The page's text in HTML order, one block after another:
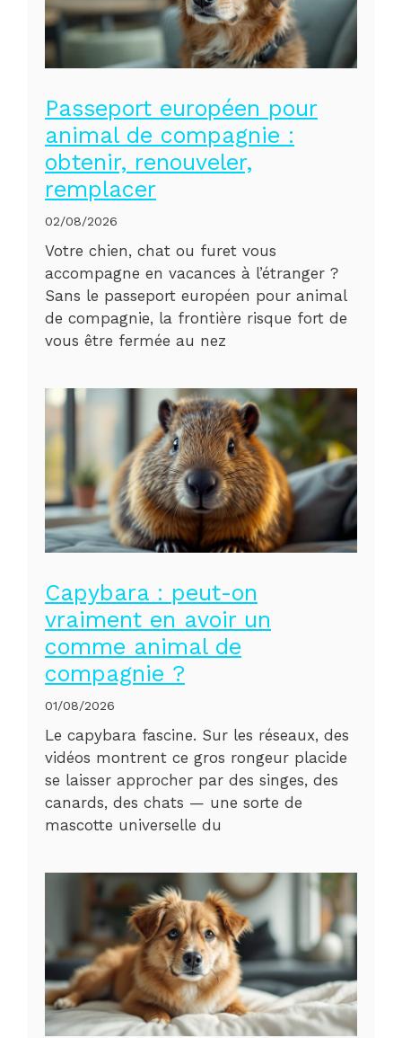
Passeport européen pour
animal de compagnie :
obtenir, renouveler,
remplacer
02/08/2026
Votre chien, chat ou furet vous
accompagne en vacances à l’étranger ?
Sans le passeport européen pour animal
de compagnie, la frontière risque fort de
vous être fermée au nez
Capybara : peut-on
vraiment en avoir un
comme animal de
compagnie ?
01/08/2026
Le capybara fascine. Sur les réseaux, des
vidéos montrent ce gros rongeur placide
se laisser approcher par des singes, des
canards, des chats — une sorte de
mascotte universelle du